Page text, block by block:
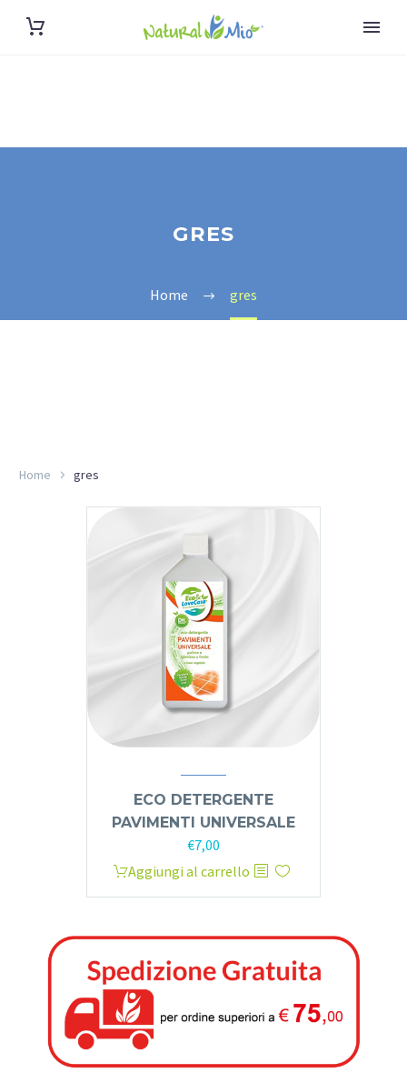
GRES
Home gres
Home gres
ECO DETERGENTE
PAVIMENTI UNIVERSALE
€7,00
Aggiungi al carrello